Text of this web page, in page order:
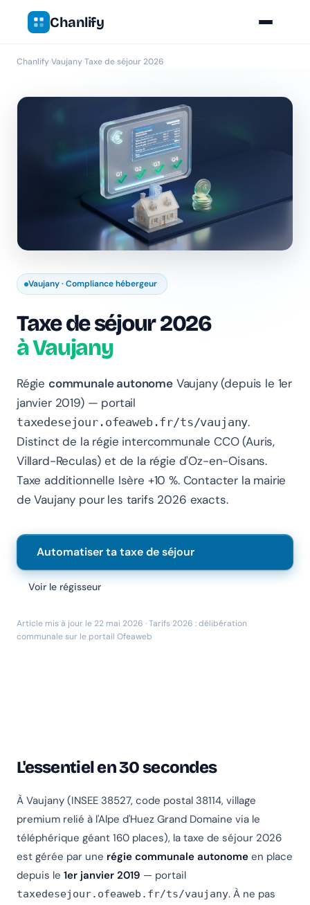
Chanlify
Chanlify›Vaujany›Taxe de séjour 2026
Vaujany · Compliance hébergeur
Taxe de séjour 2026
à Vaujany
Régie communale autonomeVaujany (depuis le 1er
janvier 2019) — portail
taxedesejour.ofeaweb.fr/ts/vaujany.
Distinct de la régie intercommunale CCO (Auris,
Villard-Reculas) et de la régie d'Oz-en-Oisans.
Taxe additionnelle Isère +10 %. Contacter la mairie
de Vaujany pour les tarifs 2026 exacts.
Automatiser ta taxe de séjour
Voir le régisseur
Article mis à jour le 22 mai 2026 · Tarifs 2026 : délibération
communale sur le portail Ofeaweb
L'essentiel en 30 secondes
À Vaujany (INSEE 38527, code postal 38114, village
premium relié à l'Alpe d'Huez Grand Domaine via le
téléphérique géant 160 places), la taxe de séjour 2026
est gérée par une régie communale autonome en place
depuis le 1er janvier 2019 — portail
taxedesejour.ofeaweb.fr/ts/vaujany. À ne pas
Chanlify Assistant
Bonjour 👋 Je suis l'assistant Chanlify. Comment puis-
je vous aider ?
Hello! I'm the Chanlify assistant. How can I help?